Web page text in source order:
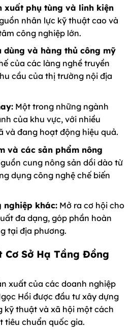
xuất phụ tùng và linh kiện
nhân lực kỹ thuật cao và
công nghiệp lớn.
dùng và hàng thủ công mỹ
của các làng nghề truyền
cầu của thị trường nội địa
Một trong những ngành
của khu vực, với nhiều
và đang hoạt động hiệu quả.
và các sản phẩm nông
cung nông sản dồi dào từ
dụng công nghệ chế biến
nghiệp khác:Mở ra cơ hội cho
đa dạng, góp phần hoàn
tại địa phương.
Cơ Sở Hạ Tầng Đồng
xuất của các doanh nghiệp
Hồi được đầu tư xây dựng
kỹ thuật và xã hội một cách
tiêu chuẩn quốc gia.